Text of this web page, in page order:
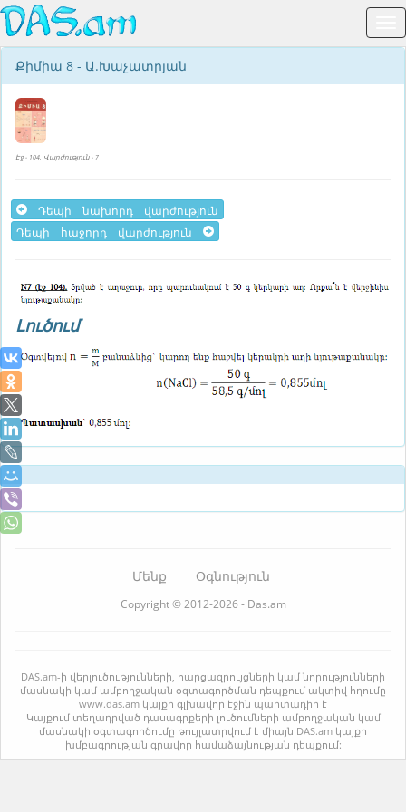
Քիմիա 8 - Ա.Խաչատրյան
Էջ - 104, Վարժություն - 7
Դեպի նախորդ վարժություն
Դեպի հաջորդ վարժություն
Լուծում
Մենք Օգնություն
Copyright © 2012-2026 - Das.am
DAS.am-ի վերլուծությունների, հարցազրույցների կամ նորությունների
մասնակի կամ ամբողջական օգտագործման դեպքում ակտիվ հղումը
www.das.am կայքի գլխավոր էջին պարտադիր է
Կայքում տեղադրված դասագրքերի լուծումների ամբողջական կամ
մասնակի օգտագործումը թույլատրվում է միայն DAS.am կայքի
խմբագրության գրավոր համաձայնության դեպքում: